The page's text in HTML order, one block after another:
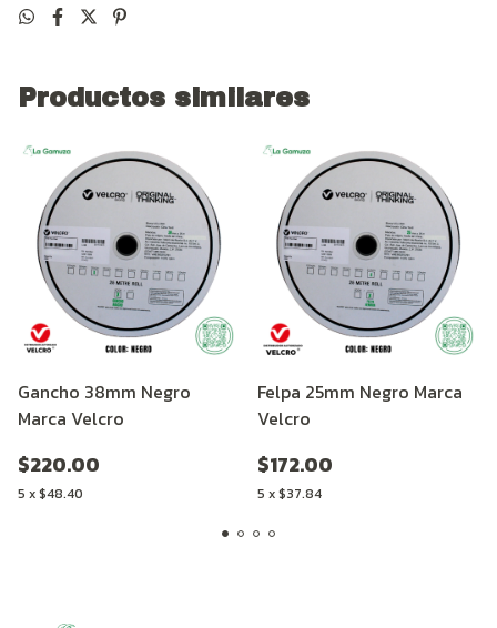
Productos similares
Gancho 38mm Negro
Marca Velcro
$220.00
5 x$48.40
Felpa 25mm Negro Marca
Velcro
$172.00
5 x$37.84